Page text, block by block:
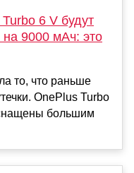
6 V будут
9000 мАч: это
то, что раньше
OnePlus Turbo
большим